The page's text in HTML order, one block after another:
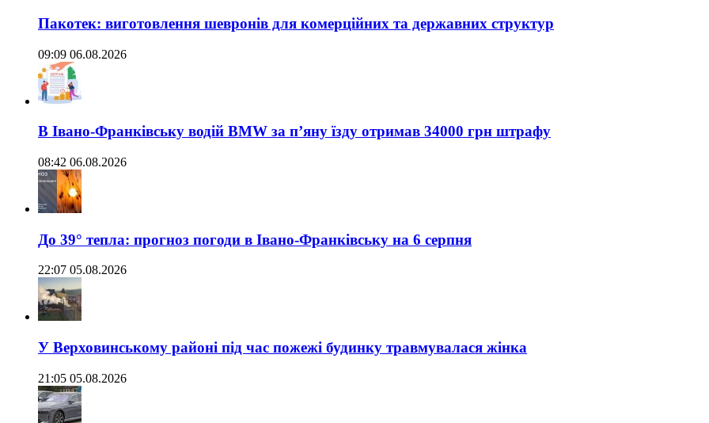
Пакотек: виготовлення шевронів для комерційних та державних структур
09:09 06.08.2026
В Івано-Франківську водій BMW за п’яну їзду отримав 34000 грн штрафу
08:42 06.08.2026
До 39° тепла: прогноз погоди в Івано-Франківську на 6 серпня
22:07 05.08.2026
У Верховинському районі під час пожежі будинку травмувалася жінка
21:05 05.08.2026